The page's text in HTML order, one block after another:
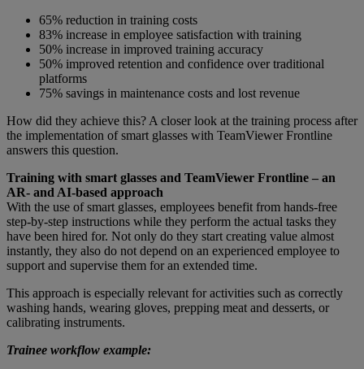
65% reduction in training costs
83% increase in employee satisfaction with training
50% increase in improved training accuracy
50% improved retention and confidence over traditional
platforms
75% savings in maintenance costs and lost revenue
How did they achieve this? A closer look at the training process after
the implementation of smart glasses with TeamViewer Frontline
answers this question.
Training with smart glasses and TeamViewer Frontline – an
AR- and AI-based approach
With the use of smart glasses, employees benefit from hands-free
step-by-step instructions while they perform the actual tasks they
have been hired for. Not only do they start creating value almost
instantly, they also do not depend on an experienced employee to
support and supervise them for an extended time.
This approach is especially relevant for activities such as correctly
washing hands, wearing gloves, prepping meat and desserts, or
calibrating instruments.
Trainee workflow example: